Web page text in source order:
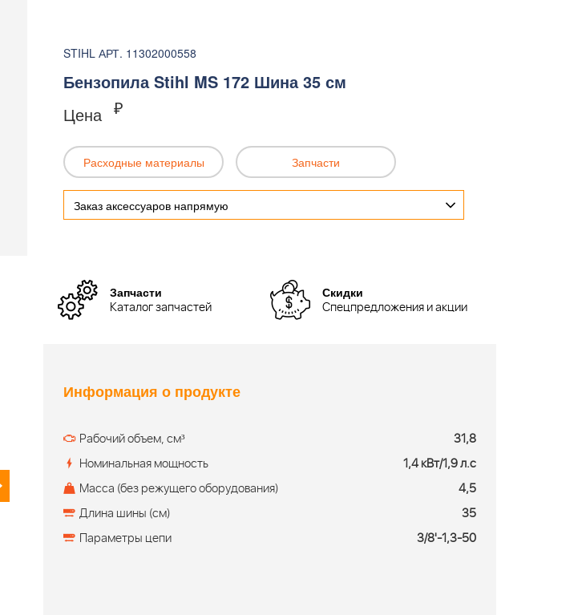
STIHL АРТ. 11302000558
Бензопила Stihl MS 172 Шина 35 см
Цена ₽
Расходные материалы Запчасти
Заказ аксессуаров напрямую
Запчасти
Каталог запчастей
Скидки
Спецпредложения и акции
Информация о продукте
Рабочий объем, см³
31,8
Номинальная мощность
1,4 кВт/1,9 л.с
Масса (без режущего оборудования)
4,5
Длина шины (см)
35
Параметры цепи
3/8'-1,3-50